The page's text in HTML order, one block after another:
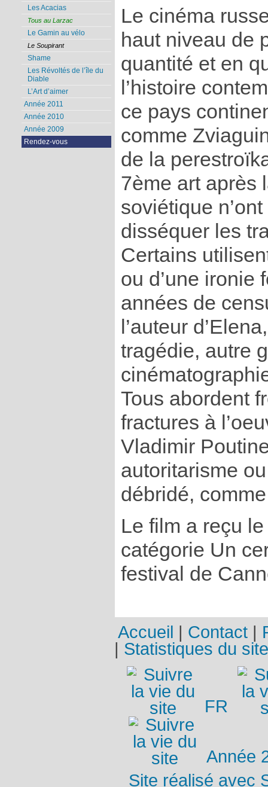
Le cinéma
haut niveau de
quantité et en
l’histoire
ce pays
comme
de la
7ème art après
soviétique
disséquer les
Certains
ou d’une ironie
années de
l’auteur
tragédie, autre
Tous abordent
fractures à
Vladimir
autoritarisme
débridé,
Le film a reçu
catégorie Un
festival de
Les Acacias
Tous au Larzac
Le Gamin au vélo
Le Soupirant
Shame
Les Révoltés de l’île du
Diable
L’Art d’aimer
Année 2011
Année 2010
Année 2009
Rendez-vous
Accueil | Contact |
| Statistiques du site
FR
Année
Site réalisé avec